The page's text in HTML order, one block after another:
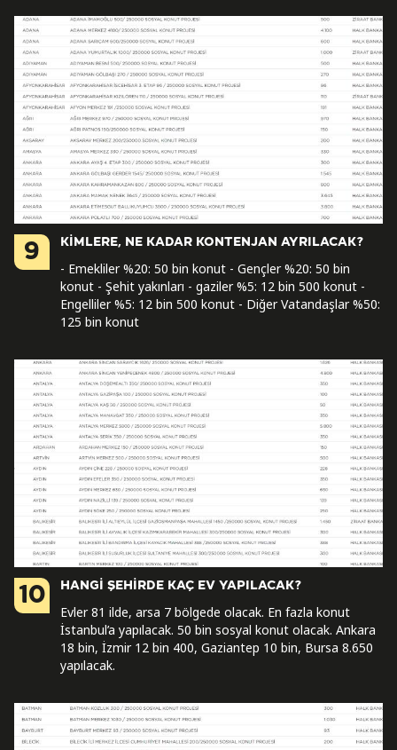
9 KİMLERE, NE KADAR KONTENJAN AYRILACAK?
- Emekliler %20: 50 bin konut - Gençler %20: 50 bin
konut - Şehit yakınları - gaziler %5: 12 bin 500 konut -
Engelliler %5: 12 bin 500 konut - Diğer Vatandaşlar %50:
125 bin konut
10 HANGİ ŞEHİRDE KAÇ EV YAPILACAK?
Evler 81 ilde, arsa 7 bölgede olacak. En fazla konut
İstanbul’a yapılacak. 50 bin sosyal konut olacak. Ankara
18 bin, İzmir 12 bin 400, Gaziantep 10 bin, Bursa 8.650
yapılacak.